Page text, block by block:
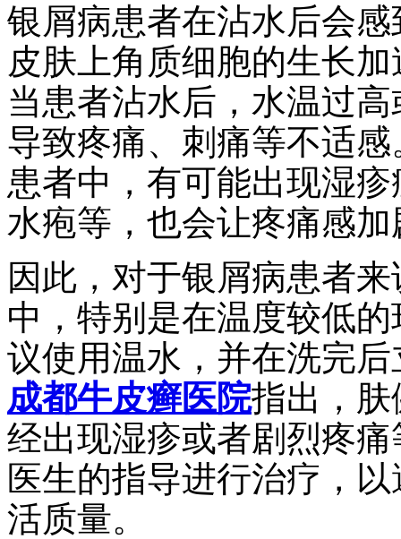
银屑病患者在沾水后会
皮肤上角质细胞的生长
当患者沾水后，水温过
导致疼痛、刺痛等不适
患者中，有可能出现湿
水疱等，也会让疼痛感加
因此，对于银屑病患者
中，特别是在温度较低
议使用温水，并在洗完
成都牛皮癣医院指出，
经出现湿疹或者剧烈疼
医生的指导进行治疗，
活质量。